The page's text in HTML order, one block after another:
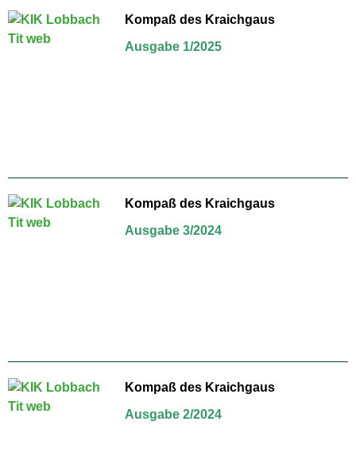
Kompaß des Kraichgaus
Ausgabe 1/2025
Kompaß des Kraichgaus
Ausgabe 3/2024
Kompaß des Kraichgaus
Ausgabe 2/2024